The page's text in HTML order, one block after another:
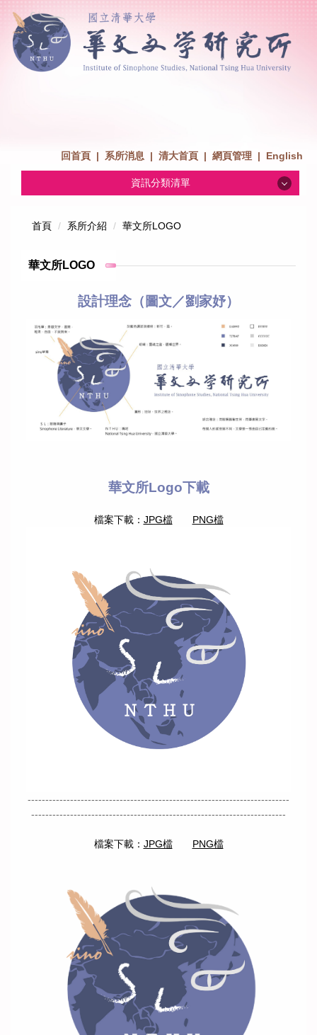
回首頁 | 系所消息 | 清大首頁 | 網頁管理 | English
資訊分類清單
系所消息
招生消息
系所介紹
本所成員
課程資訊
規章辦法
國際合作學校與單位
歷年學術活動
歷年畢業生論文
首頁 系所介紹 華文所LOGO
華文所LOGO
設計理念（圖文／劉家妤）
華文所Logo下載
檔案下載： JPG檔 PNG檔
--------------------------------------------------------------------------
------------------------------------------------------------------------
檔案下載： JPG檔 PNG檔